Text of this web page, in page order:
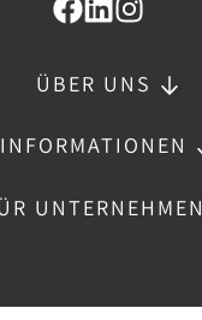
ÜBER UNS
INFORMATIONEN
UNTERNEHMEN